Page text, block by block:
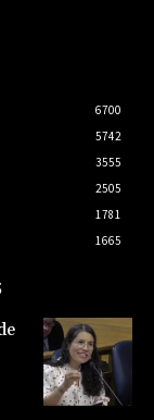
6700
5742
3555
2505
1781
1665